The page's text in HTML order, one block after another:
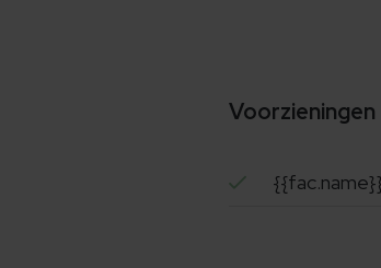
Voorzieningen